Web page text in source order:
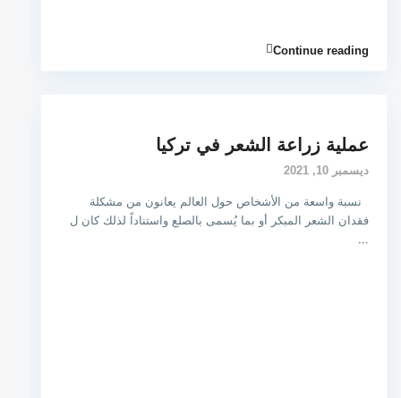
Continue reading
عملية زراعة الشعر في تركيا
ديسمبر 10, 2021
نسبة واسعة من الأشخاص حول العالم يعانون من مشكلة
فقدان الشعر المبكر أو بما يُسمى بالصلع واستناداً لذلك كان ل
...